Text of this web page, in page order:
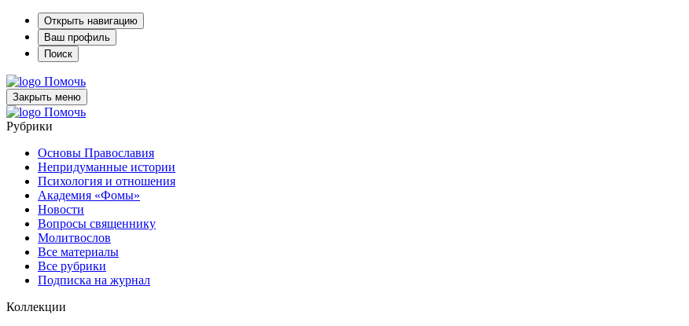
Открыть навигацию
Ваш профиль
Поиск
Помочь
Закрыть меню
Помочь
Рубрики
Основы Православия
Непридуманные истории
Психология и отношения
Академия «Фомы»
Новости
Вопросы священнику
Молитвослов
Все материалы
Все рубрики
Подписка на журнал
Коллекции